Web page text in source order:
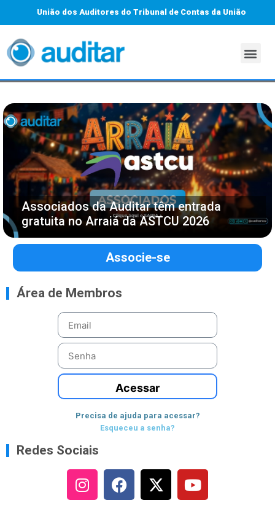
União dos Auditores do Tribunal de Contas da União
Associados da Auditar têm entrada
gratuita no Arraiá da ASTCU 2026
Associe-se
Área de Membros
Acessar
Precisa de ajuda para acessar?
Esqueceu a senha?
Redes Sociais